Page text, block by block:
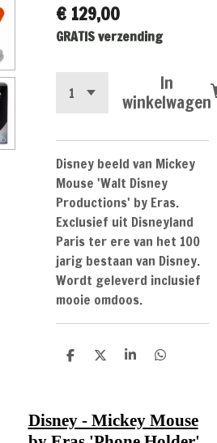
€ 129,00
GRATIS verzending
In
winkelwagen
Disney beeld van Mickey
Mouse 'Walt Disney
Productions' by Eras.
Exclusief uit Disneyland
Paris ter ere van het 100
jarig bestaan van Disney.
Wordt geleverd inclusief
mooie omdoos.
D
n
D
S
e
D
n
Disney - Mickey Mouse